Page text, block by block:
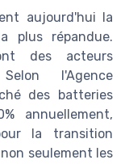
aujourd'hui la
plus répandue.
des acteurs
l'Agence
des batteries
annuellement,
la transition
seulement les